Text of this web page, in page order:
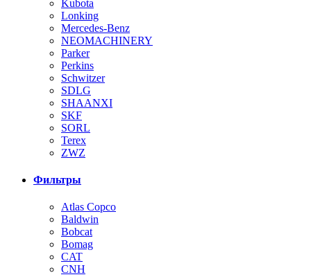
Kubota
Lonking
Mercedes-Benz
NEOMACHINERY
Parker
Perkins
Schwitzer
SDLG
SHAANXI
SKF
SORL
Terex
ZWZ
Фильтры
Atlas Copco
Baldwin
Bobcat
Bomag
CAT
CNH